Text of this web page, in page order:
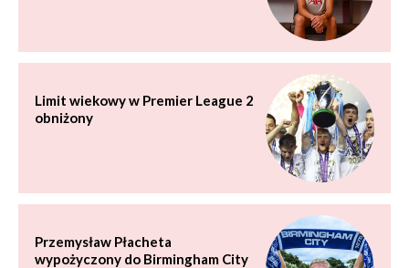
Limit wiekowy w Premier League 2
obniżony
Przemysław Płacheta
wypożyczony do Birmingham City